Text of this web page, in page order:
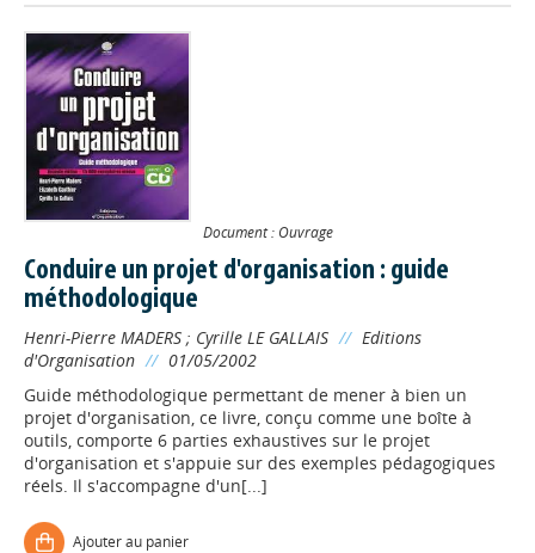
Document : Ouvrage
Conduire un projet d'organisation : guide
méthodologique
Henri-Pierre MADERS ; Cyrille LE GALLAIS // Editions
d'Organisation // 01/05/2002
Guide méthodologique permettant de mener à bien un
projet d'organisation, ce livre, conçu comme une boîte à
outils, comporte 6 parties exhaustives sur le projet
d'organisation et s'appuie sur des exemples pédagogiques
réels. Il s'accompagne d'un[...]
Ajouter au panier